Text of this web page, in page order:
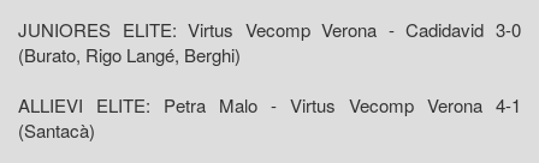
JUNIORES ELITE: Virtus Vecomp Verona - Cadidavid 3-0
(Burato, Rigo Langé, Berghi)
ALLIEVI ELITE: Petra Malo - Virtus Vecomp Verona 4-1
(Santacà)